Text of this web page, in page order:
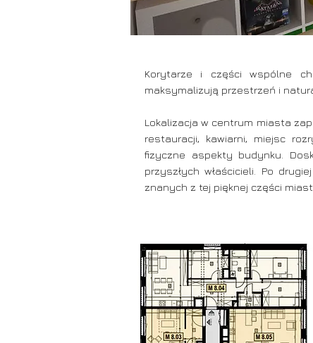
Korytarze i części wspólne
maksymalizują przestrzeń i
Lokalizacja w centrum miasta
restauracji, kawiarni, miejsc
fizyczne aspekty budynku.
przyszłych właścicieli. Po
znanych z tej pięknej części